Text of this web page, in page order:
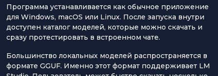
Программа устанавливается как обычное приложение
для Windows, macOS или Linux. После запуска внутри
доступен каталог моделей, которые можно скачать и
сразу протестировать в встроенном чате.
Большинство локальных моделей распространяется в
формате GGUF. Именно этот формат поддерживает LM